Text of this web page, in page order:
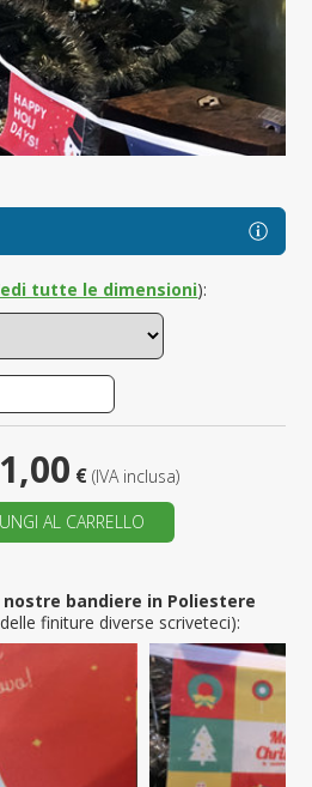
tutte le dimensioni):
€ (IVA inclusa)
AL CARRELLO
bandiere in Poliestere
finiture diverse scriveteci):